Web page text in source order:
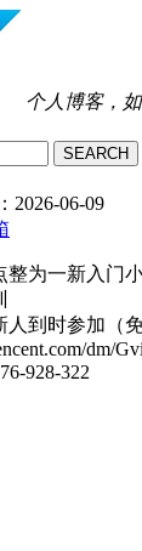
个人博客，
SEARCH
2026-06-09
整为一新入门
到时参加（
dm/
928-322